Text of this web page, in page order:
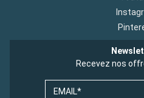
Recevez nos
EMAIL*